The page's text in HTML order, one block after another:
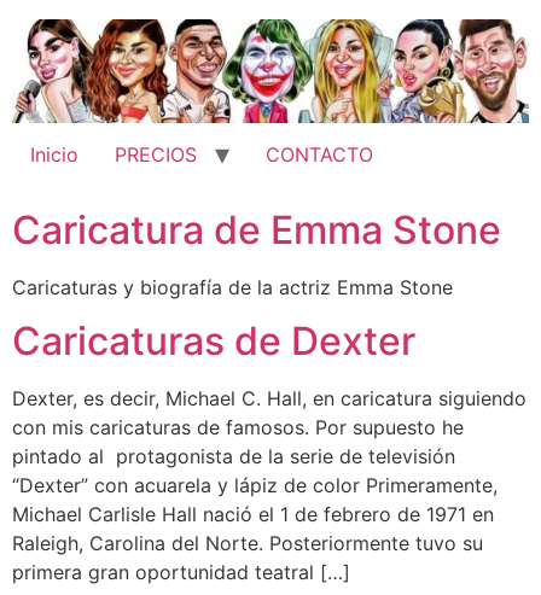
contenido
Inicio PRECIOS CONTACTO
Caricatura de Emma Stone
Caricaturas y biografía de la actriz Emma Stone
Caricaturas de Dexter
Dexter, es decir, Michael C. Hall, en caricatura siguiendo
con mis caricaturas de famosos. Por supuesto he
pintado al protagonista de la serie de televisión
“Dexter” con acuarela y lápiz de color Primeramente,
Michael Carlisle Hall nació el 1 de febrero de 1971 en
Raleigh, Carolina del Norte. Posteriormente tuvo su
primera gran oportunidad teatral […]